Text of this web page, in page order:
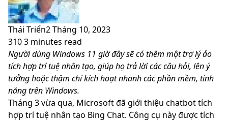
Thái Triển2 Tháng 10, 2023
3103 minutes read
Facebook
X
LinkedIn
Pinterest
Messenger
Messenger
WhatsApp
Telegram
Viber
Share
via
Email
Print
Người dùng Windows 11 giờ đây sẽ có thêm một trợ lý ảo
tích hợp trí tuệ nhân tạo, giúp họ trả lời các câu hỏi, lên ý
tưởng hoặc thậm chí kích hoạt nhanh các phần mềm, tính
năng trên Windows.
Tháng 3 vừa qua, Microsoft đã giới thiệu chatbot tích
hợp trí tuệ nhân tạo Bing Chat. Công cụ này được tích